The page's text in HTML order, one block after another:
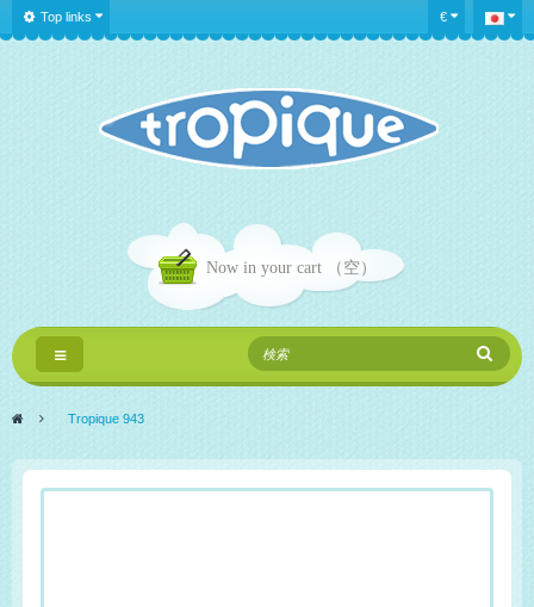
€
Top links
Now in your cart （空）
Toggle
navigation
> Tropique 943